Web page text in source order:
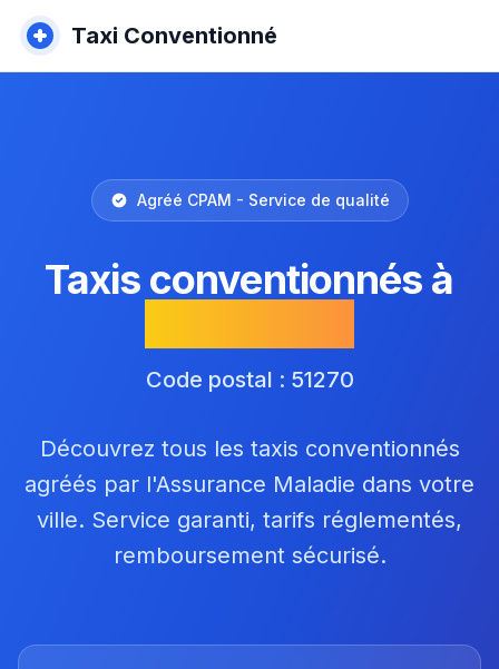
Taxi Conventionné
Agréé CPAM - Service de qualité
Taxis conventionnés à
Code postal : 51270
Découvrez tous les taxis conventionnés
agréés par l'Assurance Maladie dans votre
ville. Service garanti, tarifs réglementés,
remboursement sécurisé.